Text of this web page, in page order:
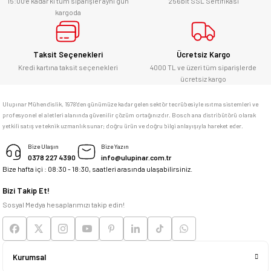
E... Ü... | 10/06/2026
Bosch marka alet alacaksam kesinlikle
adresim Ulupınar.com.tr
memnun kaldım
Deneyimini Paylaş
kargoda
Taksit Seçenekleri
Kredi kartına taksit seçenekleri
Ücretsiz Kargo
4000 TL ve üzeri tüm siparişlerde
ücretsiz kargo
Ulupınar Mühendislik, 1978'den günümüze kadar gelen sektör tecrübesiyle ısıtma sistemleri ve
profesyonel el aletleri alanında güvenilir çözüm ortağınızdır. Bosch ana distribütörü olarak
yetkili satış ve teknik uzmanlık sunar; doğru ürün ve doğru bilgi anlayışıyla hareket eder.
Bize Ulaşın
0378 227 4390
Bize Yazın
info@ulupinar.com.tr
Bize hafta içi : 08:30 - 18:30, saatleri arasında ulaşabilirsiniz.
Bizi Takip Et!
Sosyal Medya hesaplarımızı takip edin!
Kurumsal